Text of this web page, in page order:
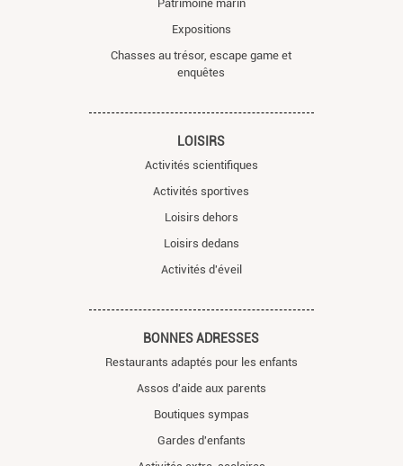
Patrimoine marin
Expositions
Chasses au trésor, escape game et
enquêtes
LOISIRS
Activités scientifiques
Activités sportives
Loisirs dehors
Loisirs dedans
Activités d'éveil
BONNES ADRESSES
Restaurants adaptés pour les enfants
Assos d'aide aux parents
Boutiques sympas
Gardes d'enfants